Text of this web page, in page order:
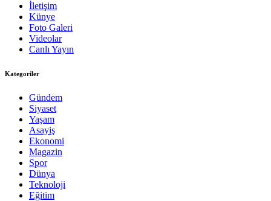
İletişim
Künye
Foto Galeri
Videolar
Canlı Yayın
Kategoriler
Gündem
Siyaset
Yaşam
Asayiş
Ekonomi
Magazin
Spor
Dünya
Teknoloji
Eğitim